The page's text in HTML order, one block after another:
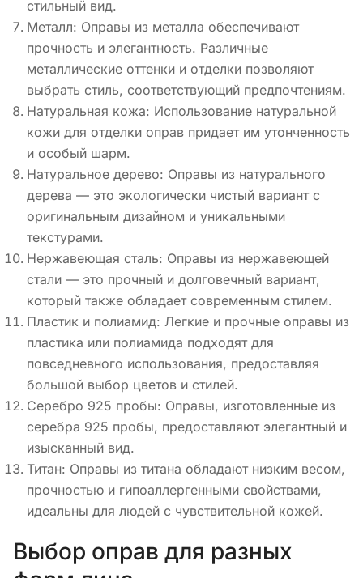
стильный вид.
Металл: Оправы из металла обеспечивают
прочность и элегантность. Различные
металлические оттенки и отделки позволяют
выбрать стиль, соответствующий предпочтениям.
Натуральная кожа: Использование натуральной
кожи для отделки оправ придает им утонченность
и особый шарм.
Натуральное дерево: Оправы из натурального
дерева — это экологически чистый вариант с
оригинальным дизайном и уникальными
текстурами.
Нержавеющая сталь: Оправы из нержавеющей
стали — это прочный и долговечный вариант,
который также обладает современным стилем.
Пластик и полиамид: Легкие и прочные оправы из
пластика или полиамида подходят для
повседневного использования, предоставляя
большой выбор цветов и стилей.
Серебро 925 пробы: Оправы, изготовленные из
серебра 925 пробы, предоставляют элегантный и
изысканный вид.
Титан: Оправы из титана обладают низким весом,
прочностью и гипоаллергенными свойствами,
идеальны для людей с чувствительной кожей.
Выбор оправ для разных